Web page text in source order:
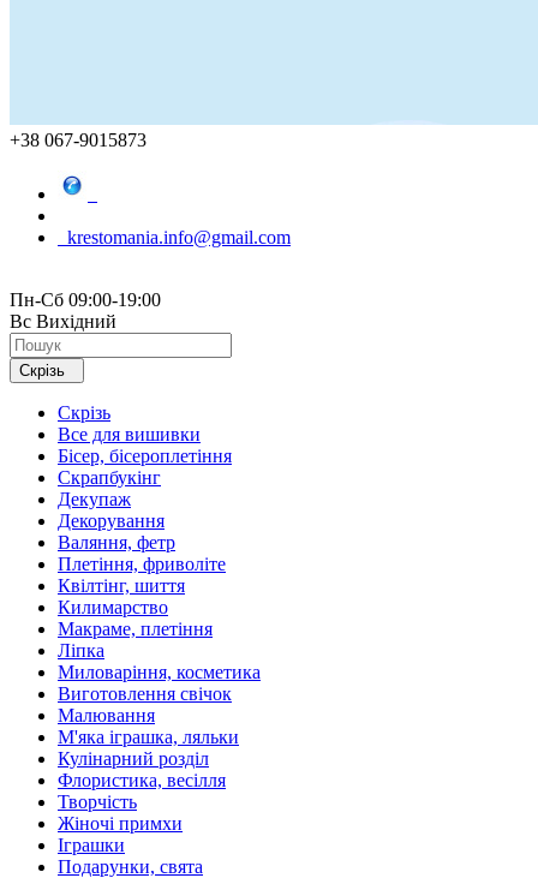
+38 067-9015873
krestomania.info@gmail.com
Пн-Сб 09:00-19:00
Вс Вихідний
Скрізь
Скрізь
Все для вишивки
Бісер, бісероплетіння
Скрапбукінг
Декупаж
Декорування
Валяння, фетр
Плетіння, фриволіте
Квілтінг, шиття
Килимарство
Макраме, плетіння
Ліпка
Миловаріння, косметика
Виготовлення свічок
Малювання
М'яка іграшка, ляльки
Кулінарний розділ
Флористика, весілля
Творчість
Жіночі примхи
Іграшки
Подарунки, свята